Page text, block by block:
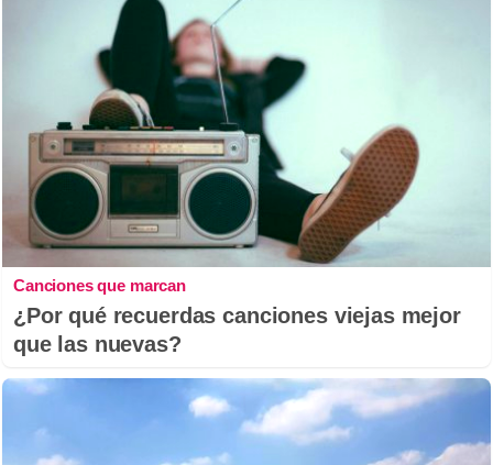
Canciones que marcan
¿Por qué recuerdas canciones viejas mejor
que las nuevas?